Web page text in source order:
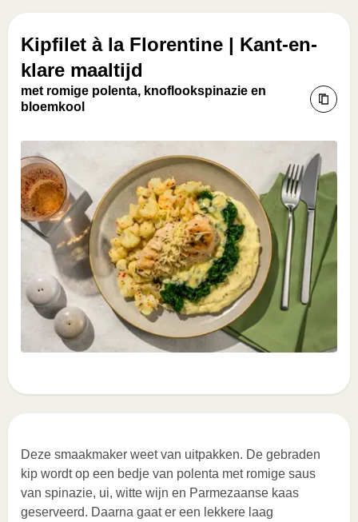
Kipfilet à la Florentine | Kant-en-
klare maaltijd
met romige polenta, knoflookspinazie en
bloemkool
Deze smaakmaker weet van uitpakken. De gebraden
kip wordt op een bedje van polenta met romige saus
van spinazie, ui, witte wijn en Parmezaanse kaas
geserveerd. Daarna gaat er een lekkere laag